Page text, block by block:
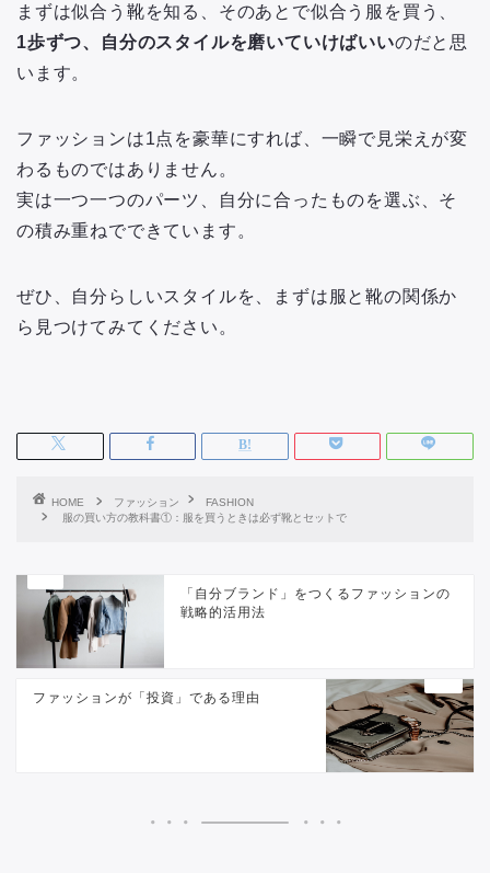
まずは似合う靴を知る、そのあとで似合う服を買う、
1歩ずつ、自分のスタイルを磨いていけばいいのだと思
います。
ファッションは1点を豪華にすれば、一瞬で見栄えが変
わるものではありません。
実は一つ一つのパーツ、自分に合ったものを選ぶ、そ
の積み重ねでできています。
ぜひ、自分らしいスタイルを、まずは服と靴の関係か
ら見つけてみてください。
HOME ファッション
FASHION
服の買い方の教科書①：服を買うときは必ず靴とセットで
「自分ブランド」をつくるファッションの
戦略的活用法
ファッションが「投資」である理由